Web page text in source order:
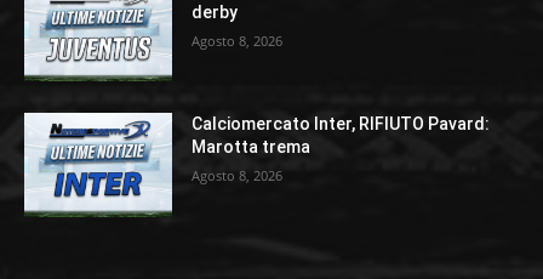
derby
Agosto 8, 2026
Calciomercato Inter, RIFIUTO Pavard:
Marotta trema
Agosto 8, 2026